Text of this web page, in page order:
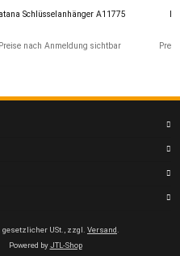
Schlüsselanhänger A11775
Preise nach Anmeldung sichtbar
USt., zzgl. Versand
Powered byJTL-Shop